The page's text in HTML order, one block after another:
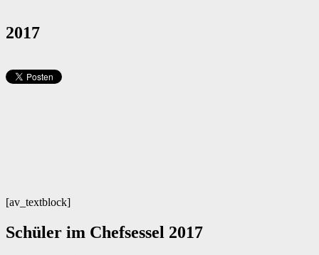
2017
[av_textblock]
Schüler im Chefsessel 2017